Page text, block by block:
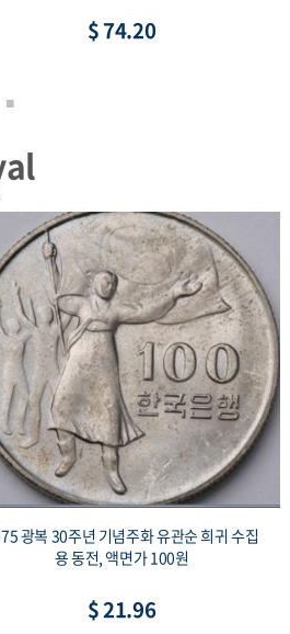
$ 74.20
광복 30주년 기념주화 유관순 희귀 수집
용 동전, 액면가 100원
$ 21.96